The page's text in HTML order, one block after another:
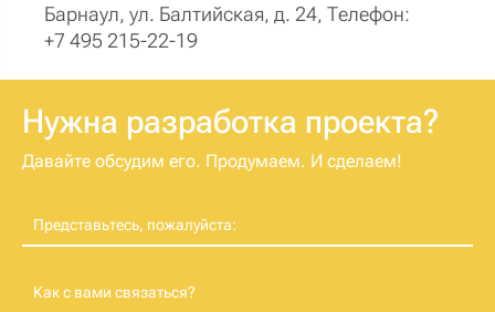
Барнаул, ул. Балтийская, д. 24, Телефон:
+7 495 215-22-19
Нужна разработка проекта?
Давайте обсудим его. Продумаем. И сделаем!
Представьтесь, пожалуйста:
Как с вами связаться?